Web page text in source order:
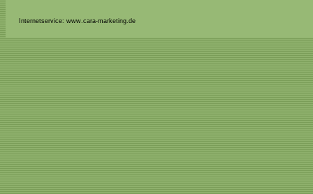
Internetservice: www.cara-marketing.de